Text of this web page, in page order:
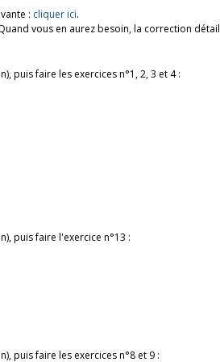
: cliquer ici.
vous en aurez besoin, la correction
puis faire les exercices n°1, 2, 3 et 4 :
puis faire l'exercice n°13 :
puis faire les exercices n°8 et 9 :